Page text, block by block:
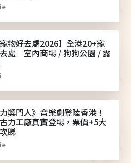
寵物好去處2026】全港20+寵
處｜室內商場 / 狗狗公園 / 露
獎門人》音樂劇登陸香港！
力工廠真實登場，票價+5大
睇